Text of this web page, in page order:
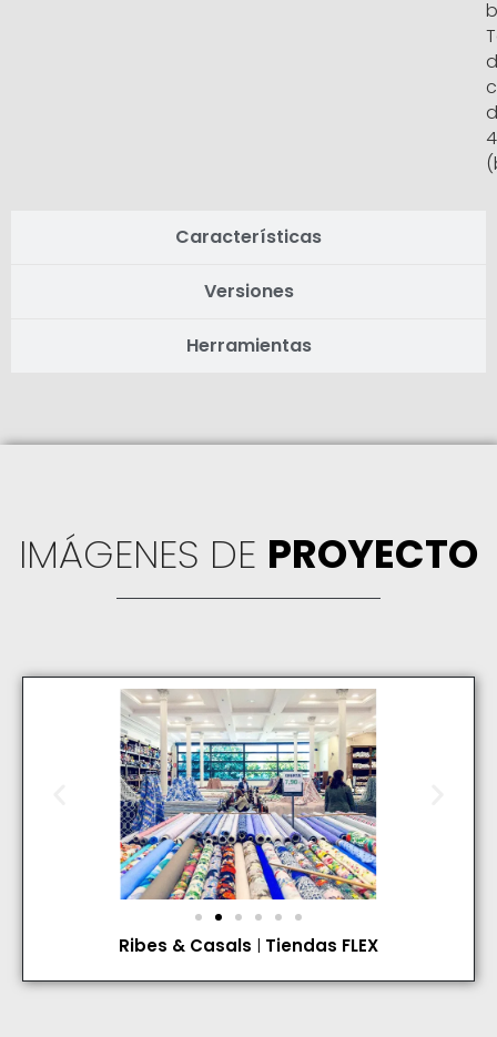
Características
Versiones
Herramientas
IMÁGENES DE PROYECTO
Ribes & Casals | Tiendas FLEX